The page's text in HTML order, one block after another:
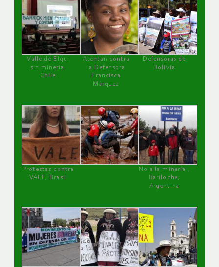
Valle de Elqui
sin minería.
Chile
Atentan contra
la Defensora
Francisca
Márquez
Defensoras de
Bolivia
Protestas contra
VALE, Brasil
No a la minería ,
Bariloche,
Argentina